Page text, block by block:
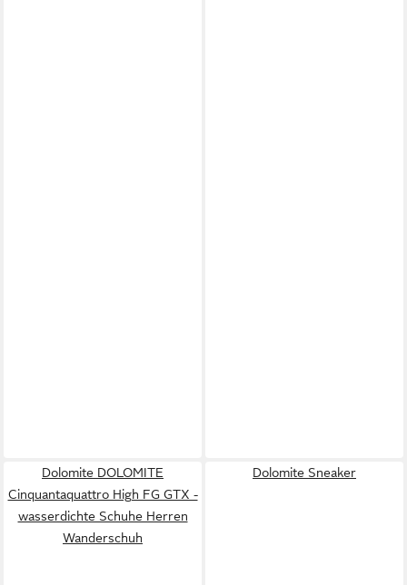
Dolomite DOLOMITE
Cinquantaquattro High FG GTX -
wasserdichte Schuhe Herren
Wanderschuh
Dolomite Sneaker